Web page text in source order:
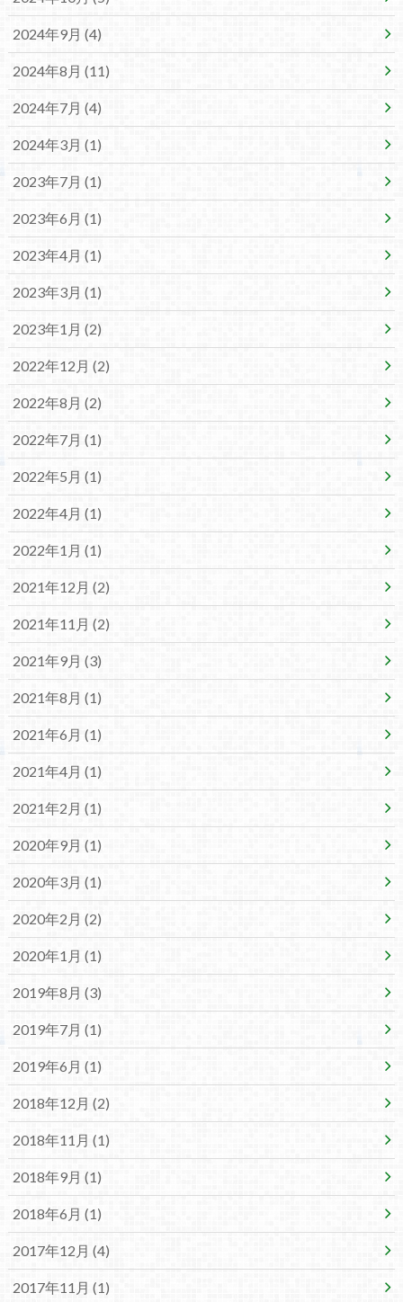
2024年9月 (4)
2024年8月 (11)
2024年7月 (4)
2024年3月 (1)
2023年7月 (1)
2023年6月 (1)
2023年4月 (1)
2023年3月 (1)
2023年1月 (2)
2022年12月 (2)
2022年8月 (2)
2022年7月 (1)
2022年5月 (1)
2022年4月 (1)
2022年1月 (1)
2021年12月 (2)
2021年11月 (2)
2021年9月 (3)
2021年8月 (1)
2021年6月 (1)
2021年4月 (1)
2021年2月 (1)
2020年9月 (1)
2020年3月 (1)
2020年2月 (2)
2020年1月 (1)
2019年8月 (3)
2019年7月 (1)
2019年6月 (1)
2018年12月 (2)
2018年11月 (1)
2018年9月 (1)
2018年6月 (1)
2017年12月 (4)
2017年11月 (1)